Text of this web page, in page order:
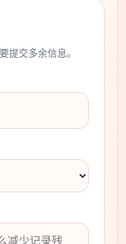
提交多余信息。